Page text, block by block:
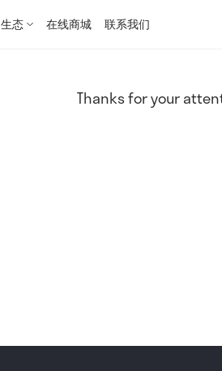
生态 在线商城 联系我们
Thanks for your